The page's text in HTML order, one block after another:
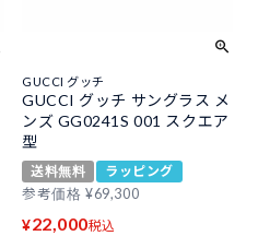
GUCCI グッチ
GUCCI グッチ サングラス メ
ンズ GG0241S 001 スクエア
型
送料無料
ラッピング
参考価格 ¥69,300
¥22,000税込